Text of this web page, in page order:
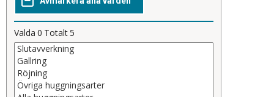
Valda 0 Totalt5